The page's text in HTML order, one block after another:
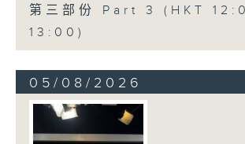
第三部份 Part 3 (HKT
13:00)
05/08/2026